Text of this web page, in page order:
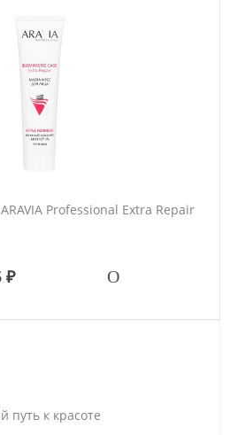
Professional Extra Repair
₽
путь к красоте